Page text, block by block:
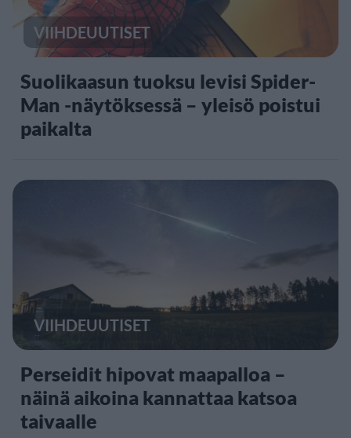
VIIHDEUUTISET
Suolikaasun tuoksu levisi Spider-
Man -näytöksessä – yleisö poistui
paikalta
VIIHDEUUTISET
Perseidit hipovat maapalloa –
näinä aikoina kannattaa katsoa
taivaalle